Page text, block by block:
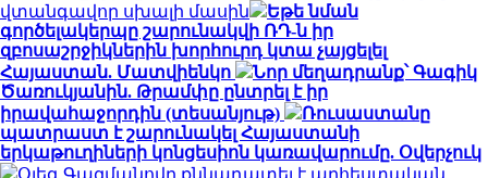
վտանգավոր սխալի մասին
Եթե նման
գործելակերպը շարունակվի ՌԴ-ն իր
զբոսաշրջիկներին խորհուրդ կտա չայցելել
Հայաստան. Մատվիենկո
Նոր մեղադրանք՝ Գագիկ
Ծառուկյանին. Թրամփը ընտրել է իր
իրավահաջորդին (տեսանյութ)
Ռուսաստանը
պատրաստ է շարունակել Հայաստանի
երկաթուղիների կոնցեսիոն կառավարումը. Օվերչուկ
Օլեգ Գազմանովը քննադատել է արհեստական